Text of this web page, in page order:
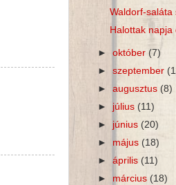
Waldorf-saláta
Halottak napja
►október(7)
►szeptember
►augusztus(8)
► július (11)
► június (20)
► május (18)
►április(11)
► március(18)